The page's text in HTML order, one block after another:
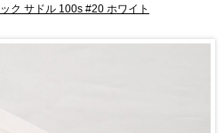
ク サドル 100s #20 ホワイト